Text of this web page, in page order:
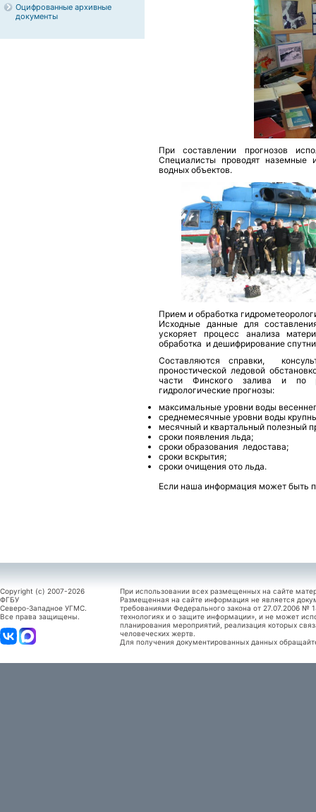
Оцифрованные архивные
документы
При составлении прогнозов
Специалисты проводят
водных объектов.
Прием и обработка
Исходные данные для
ускоряет процесс анализа
обработка и дешифрирование
Составляются справки,
проностической ледовой
части Финского залива и по
гидрологические прогнозы:
максимальные уровни воды
среднемесячные уровни воды
месячный и квартальный полезный
сроки появления льда;
сроки образования ледостава;
сроки вскрытия;
сроки очищения ото льда.
Если наша информация может быть
Copyright (c) 2007-2026
ФГБУ
Северо-Западное УГМС.
Все права защищены.
При использовании всех размещенных на сайте
Размещенная на сайте информация не является
требованиями Федерального закона от 27.07.2006
технологиях и о защите информации», и не может
планирования мероприятий, реализация которых
человеческих жертв.
Для получения документированных данных